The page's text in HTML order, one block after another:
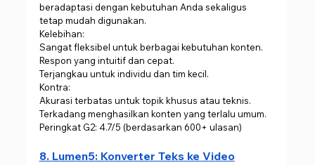
beradaptasi dengan kebutuhan Anda sekaligus
tetap mudah digunakan.
Kelebihan:
Sangat fleksibel untuk berbagai kebutuhan konten.
Respon yang intuitif dan cepat.
Terjangkau untuk individu dan tim kecil.
Kontra:
Akurasi terbatas untuk topik khusus atau teknis.
Terkadang menghasilkan konten yang terlalu umum.
Peringkat G2: 4.7/5 (berdasarkan 600+ ulasan)
8. Lumen5: Konverter Teks ke Video